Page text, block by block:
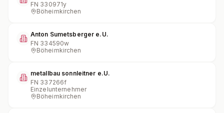
FN 330971y
Böheimkirchen
Anton Sumetsberger e.U.
FN 334590w
Böheimkirchen
metallbau sonnleitner e.U.
FN 337266f
Einzelunternehmer
Böheimkirchen